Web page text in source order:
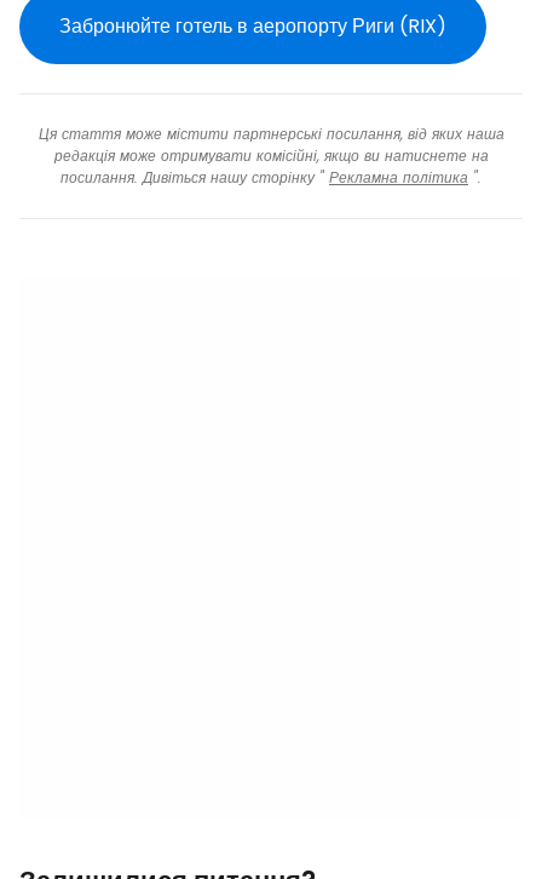
Забронюйте готель в аеропорту Риги (RIX)
Ця стаття може містити партнерські посилання, від яких наша
редакція може отримувати комісійні, якщо ви натиснете на
посилання. Дивіться нашу сторінку " Рекламна політика ".